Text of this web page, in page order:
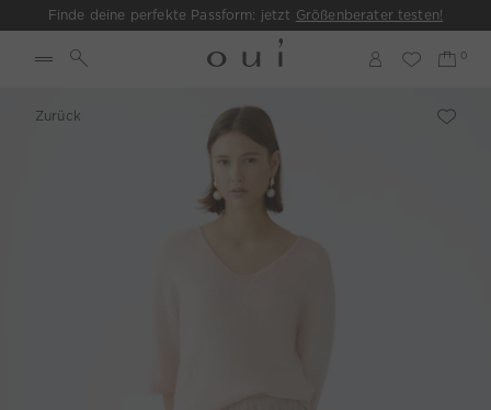
Finde deine perfekte Passform: jetzt Größenberater testen!
Zurück